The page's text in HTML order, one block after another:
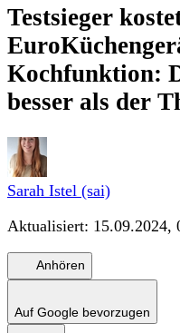
Testsieger
Euro
Kochfunktion:
besser als der
Sarah Istel (sai)
Aktualisiert: 15.09.2024,
Anhören
Auf Google bevorzugen